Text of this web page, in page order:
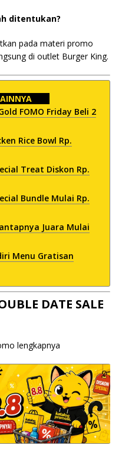
ditentukan?
pada materi promo
di outlet Burger King.
FOMO Friday Beli 2
Rice Bowl Rp.
Treat Diskon Rp.
Bundle Mulai Rp.
Juara Mulai
Menu Gratisan
DATE SALE
lengkapnya